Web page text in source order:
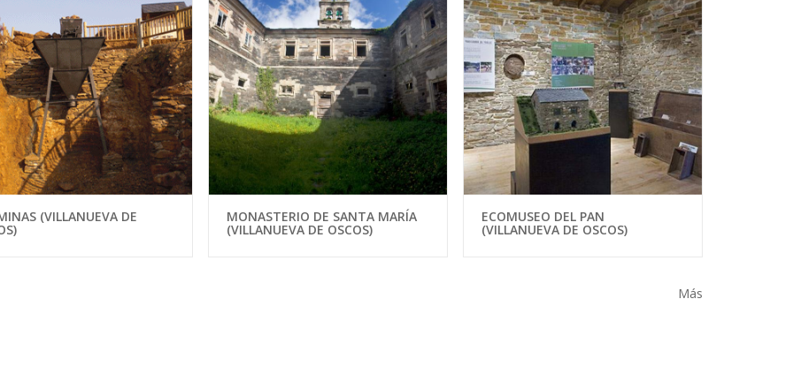
(VILLANUEVA DE MONASTERIO DE SANTA MARÍA
(VILLANUEVA DE OSCOS)
ECOMUSEO DEL PAN
(VILLANUEVA DE OSCOS)
Más